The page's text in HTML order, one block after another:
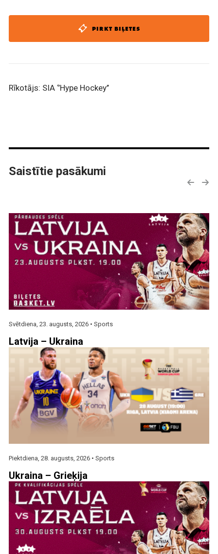
PIRKT BIĻETES
Rīkotājs: SIA ‘’Hype Hockey’’
Saistītie pasākumi
Svētdiena, 23. augusts, 2026 • Sports
Latvija – Ukraina
Piektdiena, 28. augusts, 2026 • Sports
Ukraina – Grieķija